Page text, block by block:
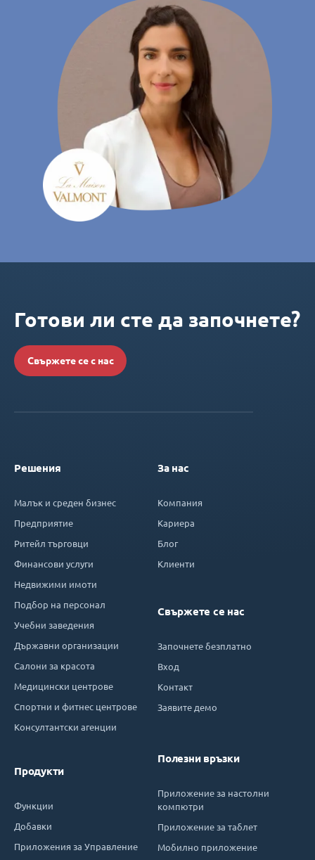
Готови ли сте да започнете?
Свържете се с нас
Решения
Малък и среден бизнес
Предприятие
Ритейл търговци
Финансови услуги
Недвижими имоти
Подбор на персонал
Учебни заведения
Държавни организации
Салони за красота
Медицински центрове
Спортни и фитнес центрове
Консултантски агенции
Продукти
Функции
Добавки
Приложения за Управление
За нас
Компания
Кариера
Блог
Клиенти
Свържете се нас
Започнете безплатно
Вход
Контакт
Заявите демо
Полезни връзки
Приложение за настолни
компютри
Приложение за таблет
Мобилно приложение